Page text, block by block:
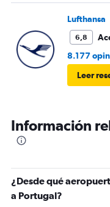
Lufthansa
6,8
8.177
Leer
Información
¿Desde qué
a Portugal?